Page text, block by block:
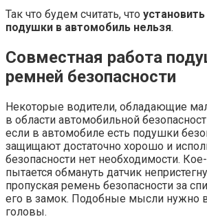
Так что будем считать, что
подушки в автомобиль нельзя.
Совместная работа
ремней безопасности
Некоторые водители, обладающие
в области автомобильной
если в автомобиле есть подушки
защищают достаточно хорошо и
безопасности нет необходимости.
пытается обмануть датчик
пропуская ремень безопасности за
его в замок. Подобные мысли нужно
головы.